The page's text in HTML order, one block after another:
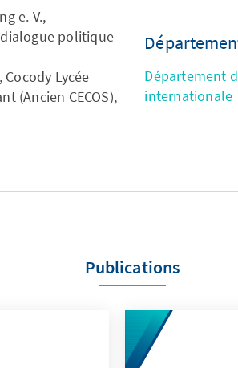
e. V.,
politique
Lycée
(Ancien CECOS),
Département
internationale
Publications